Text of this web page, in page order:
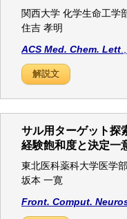
関西大学 化学生命工学
住吉 孝明
ACS Med. Chem. Lett
解説文
サル用ターゲット探
経験飽和度と決定一
東北医科薬科大学医学部
坂本 一寛
Front. Comput.